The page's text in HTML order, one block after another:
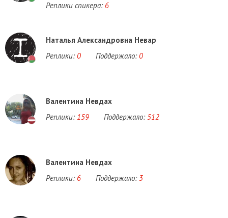
Реплики спикера: 6
Наталья Александровна Невар
Реплики: 0 Поддержало: 0
Валентина Невдах
Реплики: 159 Поддержало: 512
Валентина Невдах
Реплики: 6 Поддержало: 3